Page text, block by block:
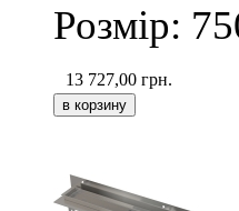
Розмір:
13 727,00 грн.